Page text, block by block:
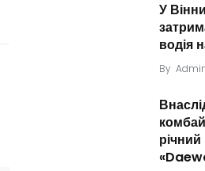
У
водія
By